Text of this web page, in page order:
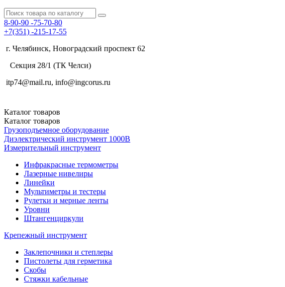
8-90-90 -75-70-80
+7(351) -215-17-55
г. Челябинск, Новоградский проспект 62
Секция 28/1 (ТК Челси)
itp74@mail.ru, info@ingcorus.ru
Каталог товаров
Каталог товаров
Грузоподъемное оборудование
Диэлектрический инструмент 1000В
Измерительный инструмент
Инфракрасные термометры
Лазерные нивелиры
Линейки
Мультиметры и тестеры
Рулетки и мерные ленты
Уровни
Штангенциркули
Крепежный инструмент
Заклепочники и степлеры
Пистолеты для герметика
Скобы
Стяжки кабельные